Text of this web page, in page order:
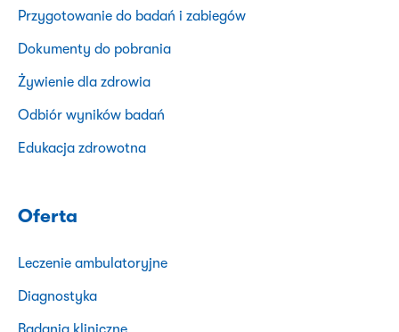
Przygotowanie do badań i zabiegów
Dokumenty do pobrania
Żywienie dla zdrowia
Odbiór wyników badań
Edukacja zdrowotna
Oferta
Leczenie ambulatoryjne
Diagnostyka